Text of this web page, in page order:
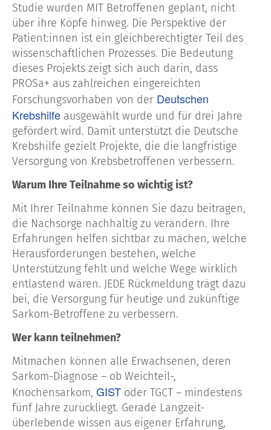
Studie wurden MIT Betroffenen geplant, nicht
über ihre Köpfe hinweg. Die Perspektive der
Patient:innen ist ein gleichberechtigter Teil des
wissenschaftlichen Prozesses. Die Bedeutung
dieses Projekts zeigt sich auch darin, dass
PROSa+ aus zahlreichen eingereichten
Forschungsvorhaben von der Deutschen
Krebshilfe ausgewählt wurde und für drei Jahre
gefördert wird. Damit unterstützt die Deutsche
Krebshilfe gezielt Projekte, die die langfristige
Versorgung von Krebsbetroffenen verbessern.
Warum Ihre Teilnahme so wichtig ist?
Mit Ihrer Teilnahme können Sie dazu beitragen,
die Nachsorge nachhaltig zu verändern. Ihre
Erfahrungen helfen sichtbar zu machen, welche
Herausforderungen bestehen, welche
Unterstützung fehlt und welche Wege wirklich
entlastend wären. JEDE Rückmeldung trägt dazu
bei, die Versorgung für heutige und zukünftige
Sarkom-Betroffene zu verbessern.
Wer kann teilnehmen?
Mitmachen können alle Erwachsenen, deren
Sarkom-Diagnose – ob Weichteil-,
Knochensarkom, GIST oder TGCT – mindestens
fünf Jahre zurückliegt. Gerade Langzeit-
überlebende wissen aus eigener Erfahrung,